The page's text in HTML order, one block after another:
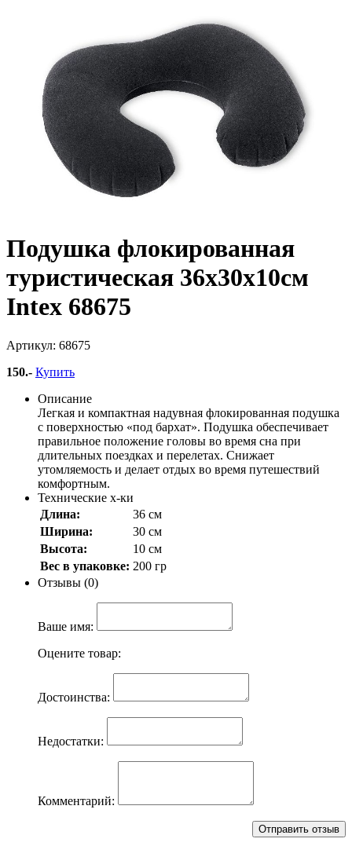
Подушка флокированная
туристическая 36х30х10см
Intex 68675
Артикул: 68675
150.- Купить
Описание
Легкая и компактная надувная флокированная подушка
с поверхностью «под бархат». Подушка обеспечивает
правильное положение головы во время сна при
длительных поездках и перелетах. Снижает
утомляемость и делает отдых во время путешествий
комфортным.
Технические х-ки
Длина:
36 см
Ширина:
30 см
Высота:
10 см
Вес в упаковке: 200 гр
Отзывы (0)
Ваше имя:
Оцените товар:
Достоинства:
Недостатки:
Комментарий: